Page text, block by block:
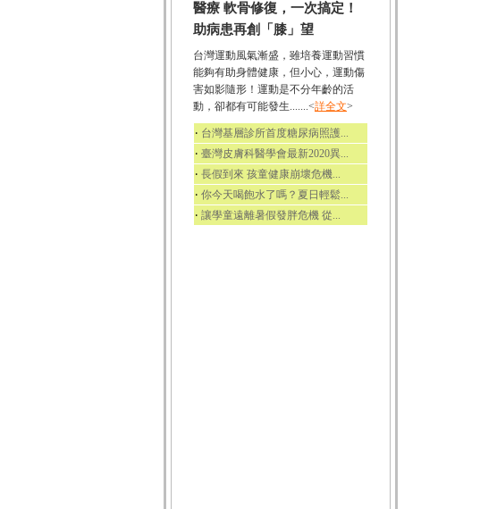
醫療 軟骨修復，一次搞定！
助病患再創「膝」望
台灣運動風氣漸盛，雖培養運動習慣
能夠有助身體健康，但小心，運動傷
害如影隨形！運動是不分年齡的活
動，卻都有可能發生.......<詳全文>
‧ 台灣基層診所首度糖尿病照護...
‧ 臺灣皮膚科醫學會最新2020異...
‧ 長假到來 孩童健康崩壞危機...
‧ 你今天喝飽水了嗎？夏日輕鬆...
‧ 讓學童遠離暑假發胖危機 從...